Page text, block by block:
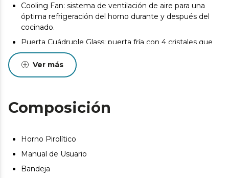
Cooling Fan: sistema de ventilación de aire para una
óptima refrigeración del horno durante y después del
cocinado.
Puerta Cuádruple Glass: puerta fría con 4 cristales que
evita que nos quememos al tocar el cristal exterior y
permite que no se pierda calor.
Clase energética A: ahorra en cada uso, reduce el
cocción de tus recetas.
Potencia de 2800 W: prepara todo tipo de recetas
Ver más
Composición
Horno Pirolítico
Manual de Usuario
Bandeja